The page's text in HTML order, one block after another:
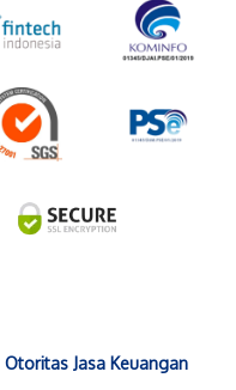
Otoritas Jasa Keuangan